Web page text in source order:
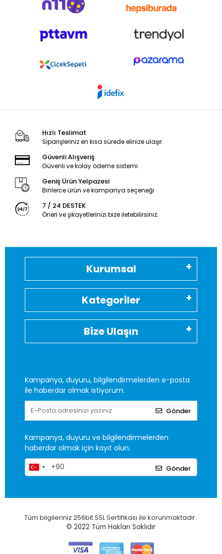
Hızlı Teslimat
Siparişleriniz en kısa sürede elinize ulaşır.
Güvenli Alışveriş
Güvenli ve kolay ödeme sistemi
Geniş Ürün Yelpazesi
Binlerce ürün ve kampanya seçeneği
7 / 24 DESTEK
Öneri ve şikayetlerinizi bize iletebilirsiniz.
Kurumsal
Kategoriler
Bize Ulaşın
Kampanya, duyuru, bilgilendirmelerden e-posta
ile haberdar olmak istiyorum.
Gönder
Kampanya, duyuru ve bilgilendirmelerden
haberdar olmak için kayıt olun.
Gönder
Tüm bilgileriniz 256bit SSL Sertifikası ile korunmaktadır.
© 2022 Tüm Hakları Saklıdır